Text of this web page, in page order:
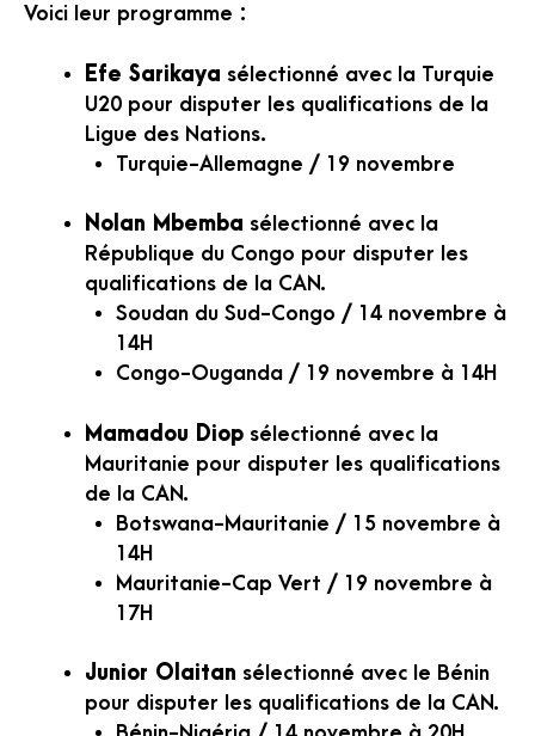
Voici leur programme :
Efe Sarikaya sélectionné avec la Turquie
U20 pour disputer les qualifications de la
Ligue des Nations.
Turquie-Allemagne / 19 novembre
Nolan Mbemba sélectionné avec la
République du Congo pour disputer les
qualifications de la CAN.
Soudan du Sud-Congo / 14 novembre à
14H
Congo-Ouganda / 19 novembre à 14H
Mamadou Diop sélectionné avec la
Mauritanie pour disputer les qualifications
de la CAN.
Botswana-Mauritanie / 15 novembre à
14H
Mauritanie-Cap Vert / 19 novembre à
17H
Junior Olaitan sélectionné avec le Bénin
pour disputer les qualifications de la CAN.